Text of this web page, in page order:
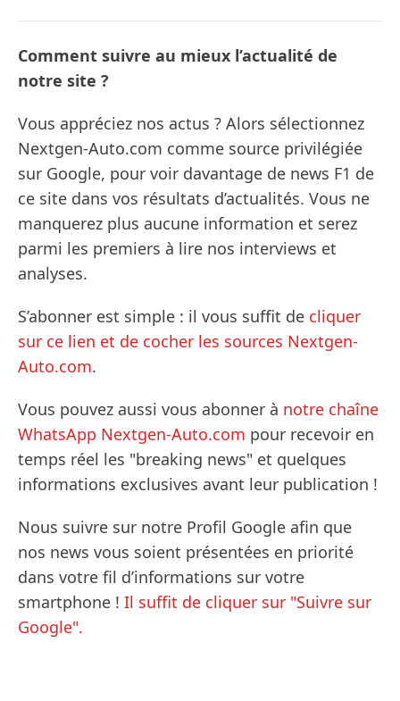
Comment suivre au mieux l’actualité de
notre site ?
Vous appréciez nos actus ? Alors sélectionnez
Nextgen-Auto.com comme source privilégiée
sur Google, pour voir davantage de news F1 de
ce site dans vos résultats d’actualités. Vous ne
manquerez plus aucune information et serez
parmi les premiers à lire nos interviews et
analyses.
S’abonner est simple : il vous suffit de cliquer
sur ce lien et de cocher les sources Nextgen-
Auto.com.
Vous pouvez aussi vous abonner à notre chaîne
WhatsApp Nextgen-Auto.com pour recevoir en
temps réel les "breaking news" et quelques
informations exclusives avant leur publication !
Nous suivre sur notre Profil Google afin que
nos news vous soient présentées en priorité
dans votre fil d’informations sur votre
smartphone ! Il suffit de cliquer sur "Suivre sur
Google".